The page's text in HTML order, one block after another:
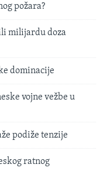
požara?
milijardu doza
dominacije
vojne vežbe u
podiže tenzije
ratnog